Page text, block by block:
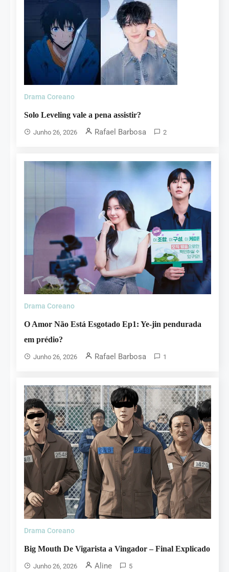
Drama Coreano
Solo Leveling vale a pena assistir?
Junho 26, 2026 Rafael Barbosa 2
Drama Coreano
O Amor Não Está Esgotado Ep1: Ye-jin pendurada
em prédio?
Junho 26, 2026 Rafael Barbosa 1
Drama Coreano
Big Mouth De Vigarista a Vingador – Final Explicado
Junho 26, 2026 Aline 5